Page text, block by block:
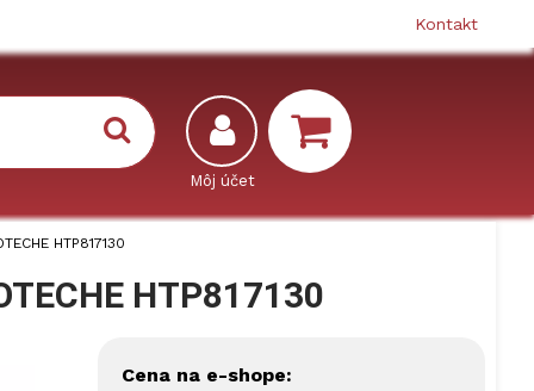
Kontakt
HTP817130
HTP817130
Cena na e-shope: